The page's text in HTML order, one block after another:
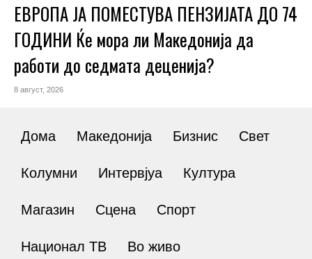
ЕВРОПА ЈА ПОМЕСТУВА ПЕНЗИЈАТА ДО 74
ГОДИНИ Ќе мора ли Македонија да
работи до седмата деценија?
8 август, 2026
Дома Македонија Бизнис Свет
Колумни Интервјуа Култура
Магазин Сцена Спорт
Национал ТВ Во живо